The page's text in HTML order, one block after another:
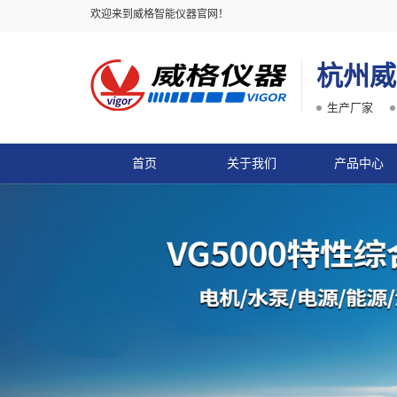
欢迎来到威格智能仪器官网！
杭州
生产厂家
首页 关于我们 产品中心